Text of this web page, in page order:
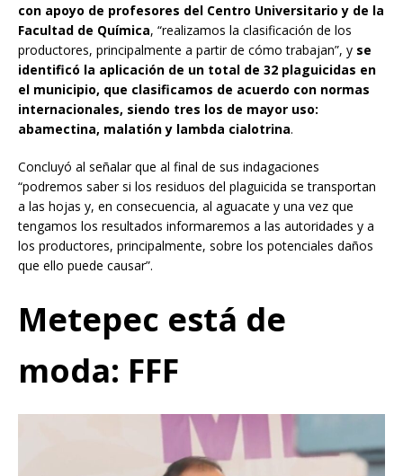
con apoyo de profesores del Centro Universitario y de la
Facultad de Química, “realizamos la clasificación de los
productores, principalmente a partir de cómo trabajan”, y se
identificó la aplicación de un total de 32 plaguicidas en
el municipio, que clasificamos de acuerdo con normas
internacionales, siendo tres los de mayor uso:
abamectina, malatión y lambda cialotrina.
Concluyó al señalar que al final de sus indagaciones
“podremos saber si los residuos del plaguicida se transportan
a las hojas y, en consecuencia, al aguacate y una vez que
tengamos los resultados informaremos a las autoridades y a
los productores, principalmente, sobre los potenciales daños
que ello puede causar”.
Metepec está de
moda: FFF